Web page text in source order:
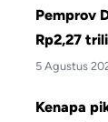
Pemprov
Rp2,27
5 Agustus
Kenapa